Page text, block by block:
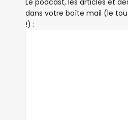
Le podcast, les articles et
dans votre boîte mail (le
!) :